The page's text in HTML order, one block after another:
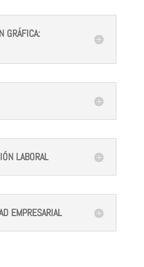
GRÁFICA:
LABORAL
EMPRESARIAL